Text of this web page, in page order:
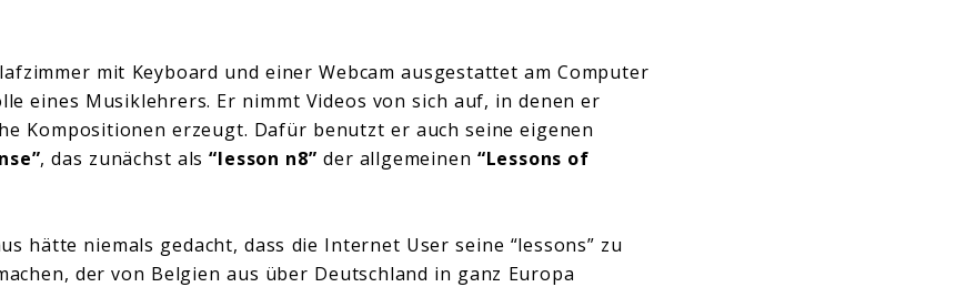
mit Keyboard und einer Webcam ausgestattet am Computer
eines Musiklehrers. Er nimmt Videos von sich auf, in denen er
Kompositionen erzeugt. Dafür benutzt er auch seine eigenen
, das zunächst als“lesson n8”der allgemeinen “Lessons of
hätte niemals gedacht, dass die Internet User seine “lessons” zu
der von Belgien aus über Deutschland in ganz Europa